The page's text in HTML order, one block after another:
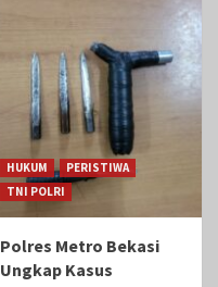
HUKUM
PERISTIWA
TNI POLRI
Polres Metro Bekasi
Ungkap Kasus